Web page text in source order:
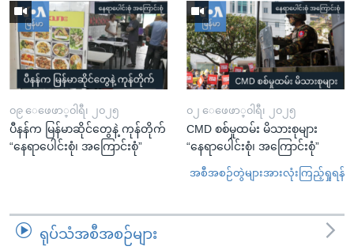
၀၉ ေဖေဖာ္၀ါရီ၊ ၂၀၂၅
ပီနန်က မြန်မာဆိုင်တွေနဲ့ ကုန်တိုက်
“နေရာပေါင်းစုံ၊ အကြောင်းစုံ”
၀၂ ေဖေဖာ္၀ါရီ၊ ၂၀၂၅
CMD စစ်မှုထမ်း မိသားစုများ
“နေရာပေါင်းစုံ၊ အကြောင်းစုံ”
အစီအစဉ်တွဲများအားလုံးကြည့်ရှုရန်
ရုပ်သံအစီအစဉ်များ